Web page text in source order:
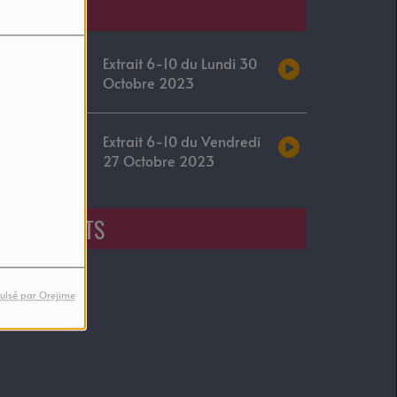
par Orejime
Extrait 6-10 du Lundi 30
Octobre 2023
Extrait 6-10 du Vendredi
27 Octobre 2023
EVENEMENTS